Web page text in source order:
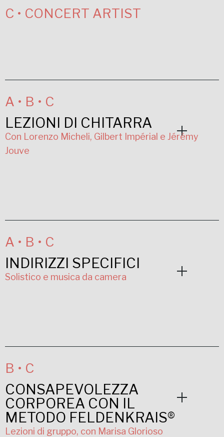
C • CONCERT ARTIST
A • B • C
LEZIONI DI CHITARRA
Con Lorenzo Micheli, Gilbert Impérial e Jérémy
Jouve
A • B • C
INDIRIZZI SPECIFICI
Solistico e musica da camera
B • C
CONSAPEVOLEZZA
CORPOREA CON IL
METODO FELDENKRAIS®
Lezioni di gruppo, con Marisa Glorioso